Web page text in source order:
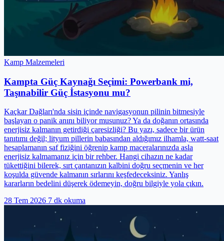
Kamp Malzemeleri
Kampta Güç Kaynağı Seçimi: Powerbank mi,
Taşınabilir Güç İstasyonu mu?
Kaçkar Dağları'nda sisin içinde navigasyonun pilinin bitmesiyle
başlayan o panik anını biliyor musunuz? Ya da doğanın ortasında
enerjisiz kalmanın getirdiği çaresizliği? Bu yazı, sadece bir ürün
tanıtımı değil; lityum pillerin babasından aldığımız ilhamla, watt-saat
hesaplamanın saf fiziğini öğrenip kamp maceralarınızda asla
enerjisiz kalmamanız için bir rehber. Hangi cihazın ne kadar
tükettiğini bilerek, sırt çantanızın kalbini doğru seçmenin ve her
koşulda güvende kalmanın sırlarını keşfedeceksiniz. Yanlış
kararların bedelini düşerek ödemeyin, doğru bilgiyle yola çıkın.
28 Tem 2026 7 dk okuma